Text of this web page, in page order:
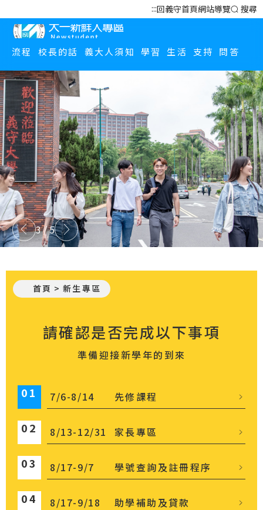
:::回義守首頁網站導覽 搜尋
流程 校長的話 義大人須知 學習 生活 支持 問答
3/5
首頁 新生專區
請確認是否完成以下事項
準備迎接新學年的到來
01 7/6-8/14 先修課程
02 8/13-12/31 家長專區
03 8/17-9/7 學號查詢及註冊程序
04 8/17-9/18 助學補助及貸款